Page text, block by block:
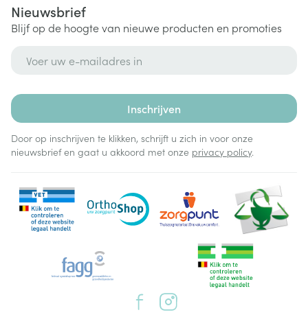
Nieuwsbrief
Blijf op de hoogte van nieuwe producten en promoties
Inschrijven
Door op inschrijven te klikken, schrijft u zich in voor onze
nieuwsbrief en gaat u akkoord met onze privacy policy.